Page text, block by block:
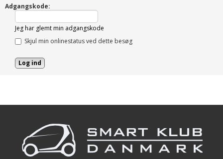
Adgangskode:
Jeg har glemt min adgangskode
Skjul min onlinestatus ved dette besøg